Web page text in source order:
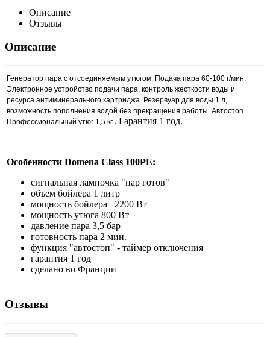
Описание
Отзывы
Описание
Генератор пара с отсоединяемым утюгом. Подача пара 60-100 г/мин.
Электронное устройство подачи пара, контроль жесткости воды и
ресурса антиминерального картриджа. Резервуар для воды 1 л,
возможность пополнения водой без прекращения работы. Автостоп.
Профессиональный утюг 1,5 кг.. Гарантия 1 год.
Особенности Domena Class 100PE:
сигнальная лампочка "пар готов"
объем бойлера 1 литр
мощность бойлера 2200 Вт
мощность утюга 800 Вт
давление пара 3,5 бар
готовность пара 2 мин.
функция "автостоп" - таймер отключения
гарантия 1 год
сделано во Франции
Отзывы